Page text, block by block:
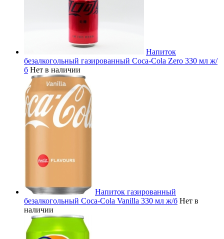
Напиток
безалкогольный газированный Coca-Cola Zero 330 мл ж/
б Нет в наличии
Напиток газированный
безалкогольный Coca-Cola Vanilla 330 мл ж/б Нет в
наличии